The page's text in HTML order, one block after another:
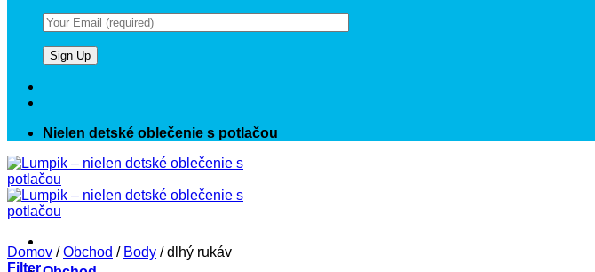
Nielen detské oblečenie s potlačou
Domov / Obchod / Body /dlhý rukáv
Filter